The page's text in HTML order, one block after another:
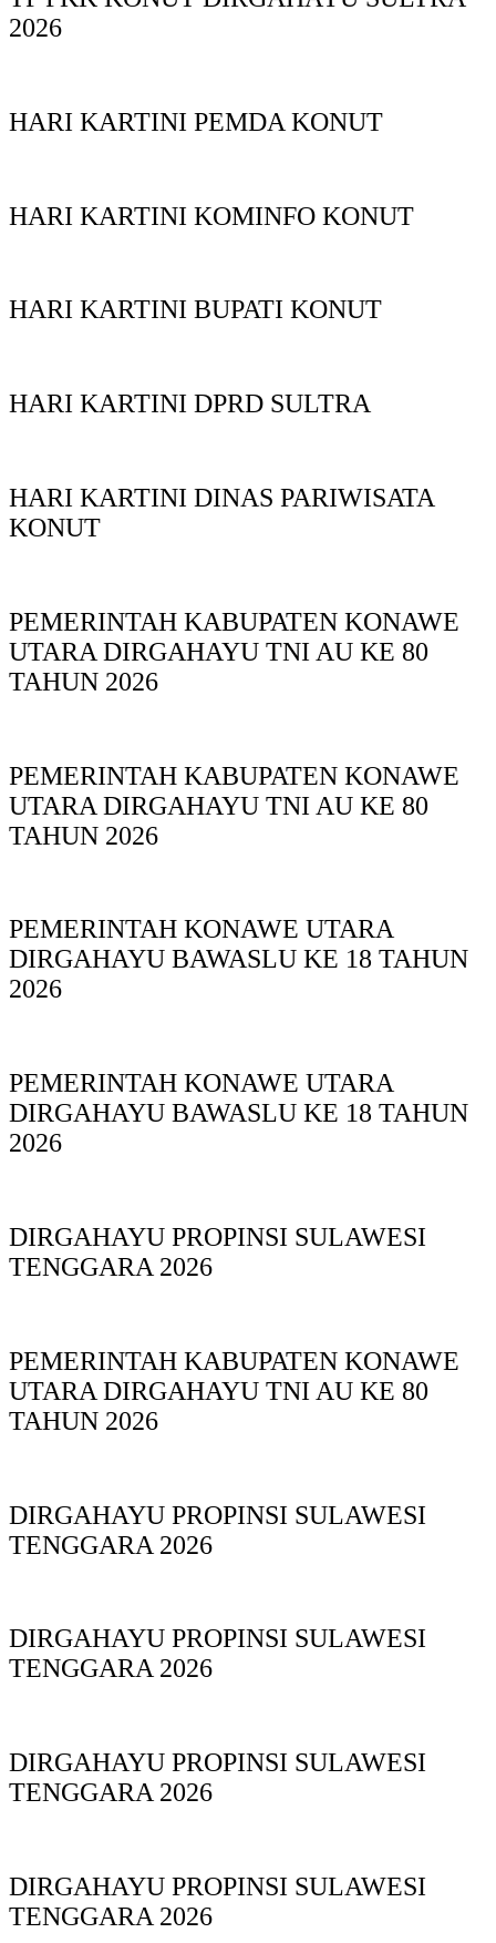
2026
HARI KARTINI PEMDA KONUT
HARI KARTINI KOMINFO KONUT
HARI KARTINI BUPATI KONUT
HARI KARTINI DPRD SULTRA
HARI KARTINI DINAS PARIWISATA
KONUT
PEMERINTAH KABUPATEN KONAWE
UTARA DIRGAHAYU TNI AU KE 80
TAHUN 2026
PEMERINTAH KABUPATEN KONAWE
UTARA DIRGAHAYU TNI AU KE 80
TAHUN 2026
PEMERINTAH KONAWE UTARA
DIRGAHAYU BAWASLU KE 18 TAHUN
2026
PEMERINTAH KONAWE UTARA
DIRGAHAYU BAWASLU KE 18 TAHUN
2026
DIRGAHAYU PROPINSI SULAWESI
TENGGARA 2026
PEMERINTAH KABUPATEN KONAWE
UTARA DIRGAHAYU TNI AU KE 80
TAHUN 2026
DIRGAHAYU PROPINSI SULAWESI
TENGGARA 2026
DIRGAHAYU PROPINSI SULAWESI
TENGGARA 2026
DIRGAHAYU PROPINSI SULAWESI
TENGGARA 2026
DIRGAHAYU PROPINSI SULAWESI
TENGGARA 2026